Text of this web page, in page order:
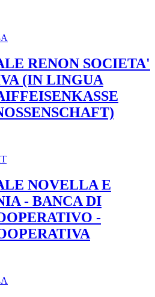
RENON SOCIETA'
(IN LINGUA
NOVELLA E
- BANCA DI
-